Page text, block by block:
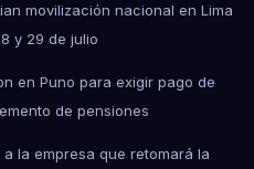
movilización nacional en Lima
y 29 de julio
en Puno para exigir pago de
de pensiones
la empresa que retomará la